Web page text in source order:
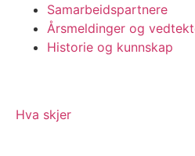
Samarbeids­partnere
Årsmeldinger og
Historie og kunnskap
Hva skjer